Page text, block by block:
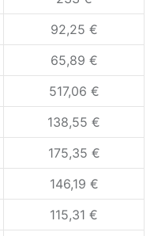
92,25 €
65,89 €
517,06 €
138,55 €
175,35 €
146,19 €
115,31 €